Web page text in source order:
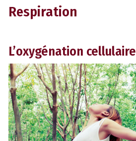
la
navigation
Respiration
L’oxygénation cellulaire